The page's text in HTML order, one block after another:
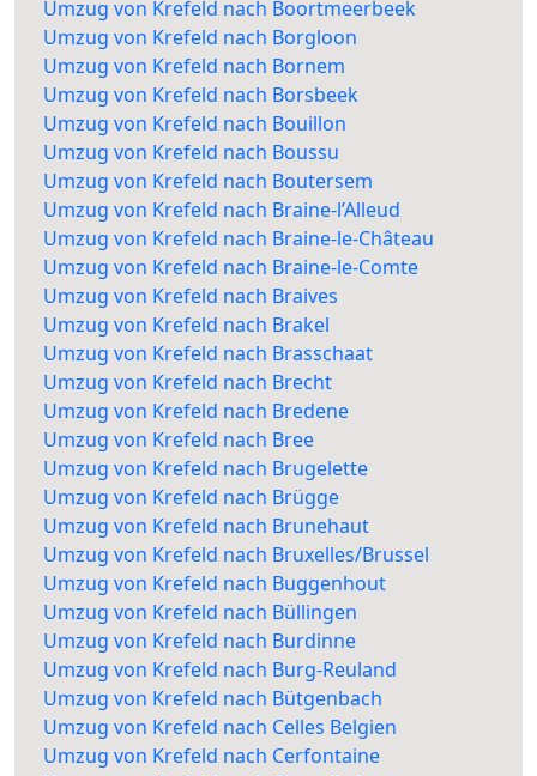
Umzug von Krefeld nach Boortmeerbeek
Umzug von Krefeld nach Borgloon
Umzug von Krefeld nach Bornem
Umzug von Krefeld nach Borsbeek
Umzug von Krefeld nach Bouillon
Umzug von Krefeld nach Boussu
Umzug von Krefeld nach Boutersem
Umzug von Krefeld nach Braine-l’Alleud
Umzug von Krefeld nach Braine-le-Château
Umzug von Krefeld nach Braine-le-Comte
Umzug von Krefeld nach Braives
Umzug von Krefeld nach Brakel
Umzug von Krefeld nach Brasschaat
Umzug von Krefeld nach Brecht
Umzug von Krefeld nach Bredene
Umzug von Krefeld nach Bree
Umzug von Krefeld nach Brugelette
Umzug von Krefeld nach Brügge
Umzug von Krefeld nach Brunehaut
Umzug von Krefeld nach Bruxelles/Brussel
Umzug von Krefeld nach Buggenhout
Umzug von Krefeld nach Büllingen
Umzug von Krefeld nach Burdinne
Umzug von Krefeld nach Burg-Reuland
Umzug von Krefeld nach Bütgenbach
Umzug von Krefeld nach Celles Belgien
Umzug von Krefeld nach Cerfontaine